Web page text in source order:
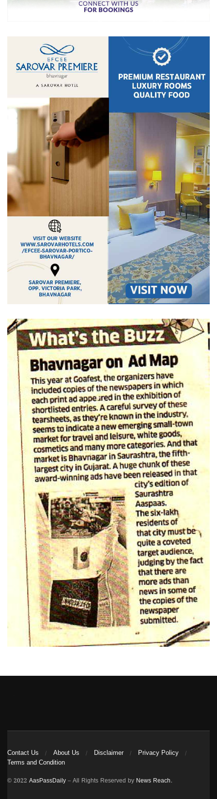
Contact Us About Us Disclaimer
Privacy Policy
Terms and Condition
© 2022 AasPassDaily – All Rights Reserved by News Reach.